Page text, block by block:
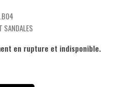
SANDALES
en rupture et indisponible.